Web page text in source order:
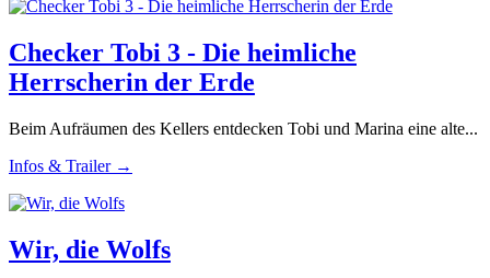
Checker Tobi 3 - Die heimliche
Herrscherin der Erde
Beim Aufräumen des Kellers entdecken Tobi und Marina eine alte...
Infos & Trailer →
Wir, die Wolfs